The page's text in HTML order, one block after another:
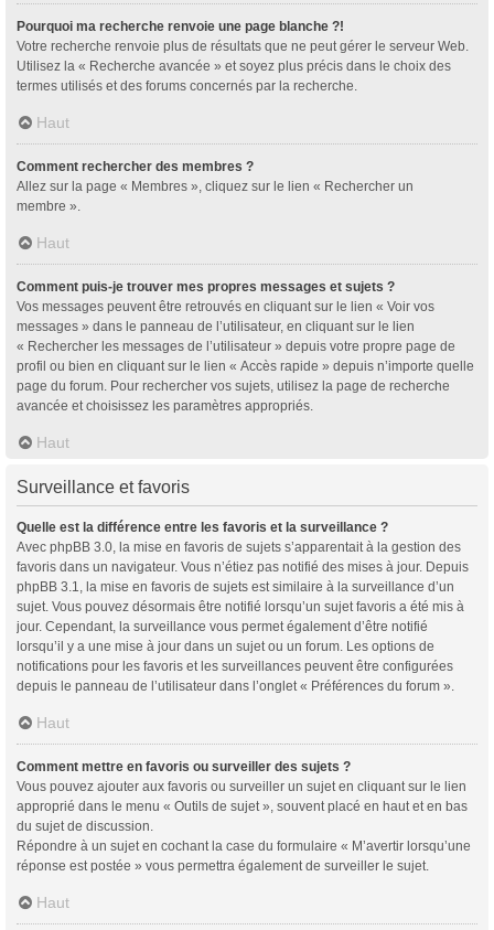
Pourquoi ma recherche renvoie une page blanche ?!
Votre recherche renvoie plus de résultats que ne peut gérer le serveur Web.
Utilisez la « Recherche avancée » et soyez plus précis dans le choix des
termes utilisés et des forums concernés par la recherche.
Haut
Comment rechercher des membres ?
Allez sur la page « Membres », cliquez sur le lien « Rechercher un
membre ».
Haut
Comment puis-je trouver mes propres messages et sujets ?
Vos messages peuvent être retrouvés en cliquant sur le lien « Voir vos
messages » dans le panneau de l’utilisateur, en cliquant sur le lien
« Rechercher les messages de l’utilisateur » depuis votre propre page de
profil ou bien en cliquant sur le lien « Accès rapide » depuis n’importe quelle
page du forum. Pour rechercher vos sujets, utilisez la page de recherche
avancée et choisissez les paramètres appropriés.
Haut
Surveillance et favoris
Quelle est la différence entre les favoris et la surveillance ?
Avec phpBB 3.0, la mise en favoris de sujets s’apparentait à la gestion des
favoris dans un navigateur. Vous n’étiez pas notifié des mises à jour. Depuis
phpBB 3.1, la mise en favoris de sujets est similaire à la surveillance d’un
sujet. Vous pouvez désormais être notifié lorsqu’un sujet favoris a été mis à
jour. Cependant, la surveillance vous permet également d’être notifié
lorsqu’il y a une mise à jour dans un sujet ou un forum. Les options de
notifications pour les favoris et les surveillances peuvent être configurées
depuis le panneau de l’utilisateur dans l’onglet « Préférences du forum ».
Haut
Comment mettre en favoris ou surveiller des sujets ?
Vous pouvez ajouter aux favoris ou surveiller un sujet en cliquant sur le lien
approprié dans le menu « Outils de sujet », souvent placé en haut et en bas
du sujet de discussion.
Répondre à un sujet en cochant la case du formulaire « M’avertir lorsqu’une
réponse est postée » vous permettra également de surveiller le sujet.
Haut